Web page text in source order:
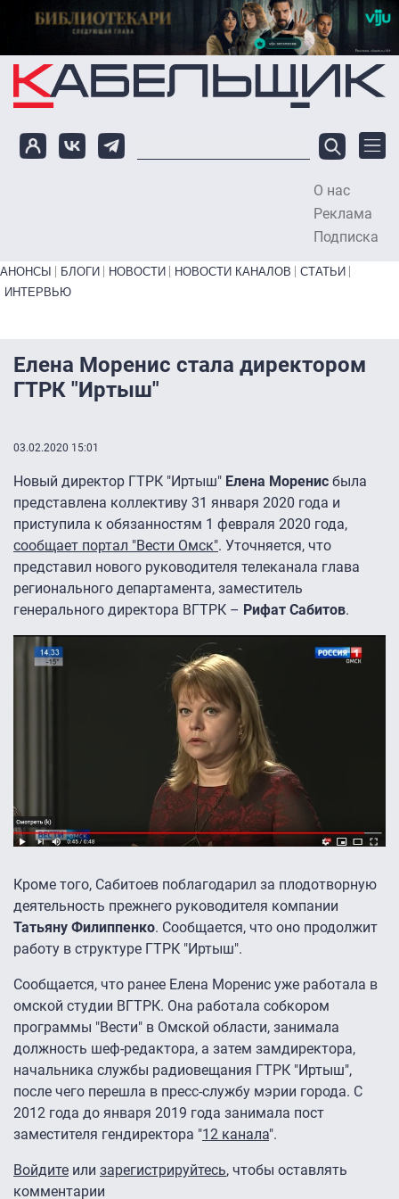
Перейти к основному содержанию
О нас
Реклама
Подписка
Primary links bottom
АНОНСЫ БЛОГИ НОВОСТИ НОВОСТИ КАНАЛОВ
СТАТЬИ
ИНТЕРВЬЮ
Елена Моренис стала директором
ГТРК "Иртыш"
03.02.2020 15:01
Новый директор ГТРК "Иртыш" Елена Моренис была
представлена коллективу 31 января 2020 года и
приступила к обязанностям 1 февраля 2020 года,
сообщает портал "Вести Омск". Уточняется, что
представил нового руководителя телеканала глава
регионального департамента, заместитель
генерального директора ВГТРК – Рифат Сабитов.
Кроме того, Сабитоев поблагодарил за плодотворную
деятельность прежнего руководителя компании
Татьяну Филиппенко. Сообщается, что оно продолжит
работу в структуре ГТРК "Иртыш".
Сообщается, что ранее Елена Моренис уже работала в
омской студии ВГТРК. Она работала собкором
программы "Вести" в Омской области, занимала
должность шеф-редактора, а затем замдиректора,
начальника службы радиовещания ГТРК "Иртыш",
после чего перешла в пресс-службу мэрии города. С
2012 года до января 2019 года занимала пост
заместителя гендиректора "12 канала".
Войдите или зарегистрируйтесь, чтобы оставлять
комментарии